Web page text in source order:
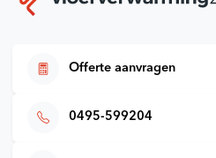
Offerte aanvragen
0495-599204